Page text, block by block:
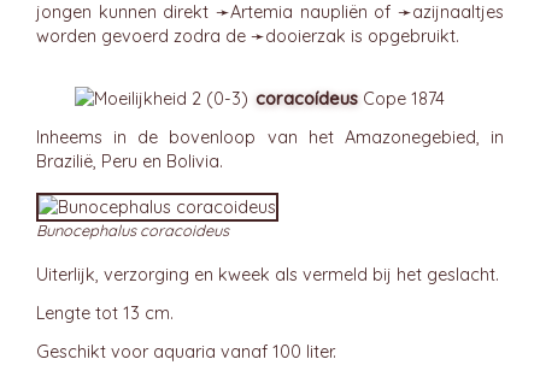
jongen kunnen direkt ➛Artemia naupliën of ➛azijnaaltjes
worden gevoerd zodra de ➛dooierzak is opgebruikt.
coracoídeus Cope 1874
Inheems in de bovenloop van het Amazonegebied, in
Brazilië, Peru en Bolivia.
Bunocephalus coracoideus
Uiterlijk, verzorging en kweek als vermeld bij het geslacht.
Lengte tot 13 cm.
Geschikt voor aquaria vanaf 100 liter.